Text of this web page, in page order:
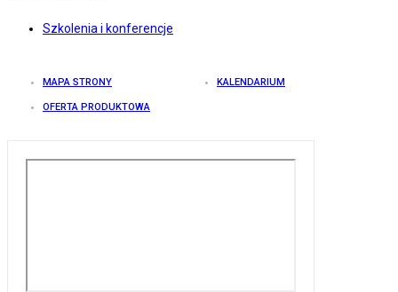
Szkolenia i konferencje
MAPA STRONY KALENDARIUM
OFERTA PRODUKTOWA